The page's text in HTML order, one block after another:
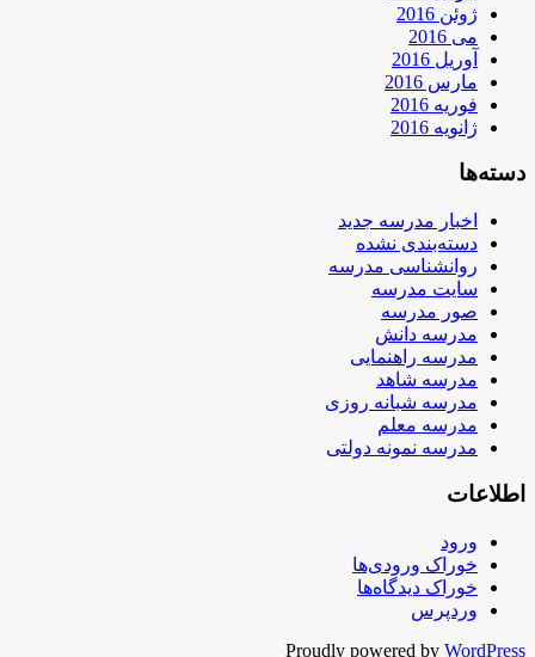
ژوئن 2016
می 2016
آوریل 2016
مارس 2016
فوریه 2016
ژانویه 2016
دسته‌ها
اخبار مدرسه جدید
دسته‌بندی نشده
روانشناسی مدرسه
سایت مدرسه
صور مدرسه
مدرسه دانش
مدرسه راهنمایی
مدرسه شاهد
مدرسه شبانه روزی
مدرسه معلم
مدرسه نمونه دولتی
اطلاعات
ورود
خوراک ورودی‌ها
خوراک دیدگاه‌ها
وردپرس
Proudly powered by WordPress